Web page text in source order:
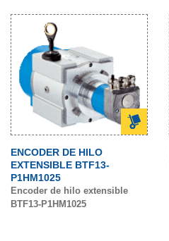
ENCODER DE HILO
EXTENSIBLE BTF13-
P1HM1025
Encoder de hilo extensible
BTF13-P1HM1025